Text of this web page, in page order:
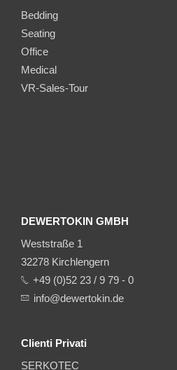
Bedding
Seating
Office
Medical
VR-Sales-Tour
DEWERTOKIN GMBH
Weststraße 1
32278 Kirchlengern
+49 (0)52 23 / 9 79 - 0
info@dewertokin.de
Clienti Privati
SERKOTEC